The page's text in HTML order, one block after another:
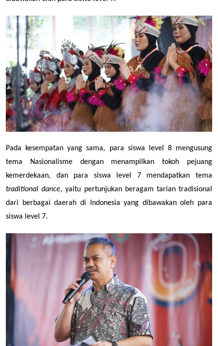
Pada kesempatan yang sama, para siswa level 8 mengusung
tema Nasionalisme dengan menampilkan tokoh pejuang
traditional dance, yaitu pertunjukan beragam tarian tradisional
dari berbagai daerah di Indonesia yang dibawakan oleh para
siswa level 7.